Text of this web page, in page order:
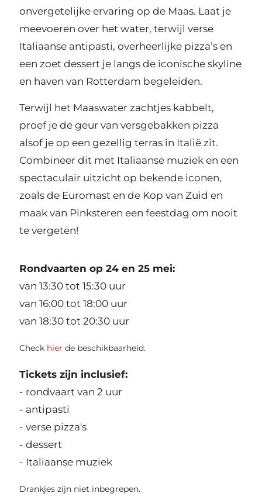
onvergetelijke ervaring op de Maas. Laat je
meevoeren over het water, terwijl verse
Italiaanse antipasti, overheerlijke pizza’s en
een zoet dessert je langs de iconische skyline
en haven van Rotterdam begeleiden.
Terwijl het Maaswater zachtjes kabbelt,
proef je de geur van versgebakken pizza
alsof je op een gezellig terras in Italië zit.
Combineer dit met Italiaanse muziek en een
spectaculair uitzicht op bekende iconen,
zoals de Euromast en de Kop van Zuid en
maak van Pinksteren een feestdag om nooit
te vergeten!
Rondvaarten op 24 en 25 mei:
van 13:30 tot 15:30 uur
van 16:00 tot 18:00 uur
van 18:30 tot 20:30 uur
Check hier de beschikbaarheid.
Tickets zijn inclusief:
- rondvaart van 2 uur
- antipasti
- verse pizza's
- dessert
- Italiaanse muziek
Drankjes zijn niet inbegrepen.